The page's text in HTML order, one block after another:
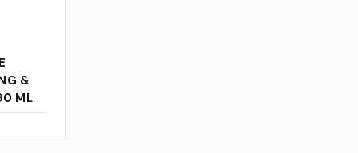
&
ML